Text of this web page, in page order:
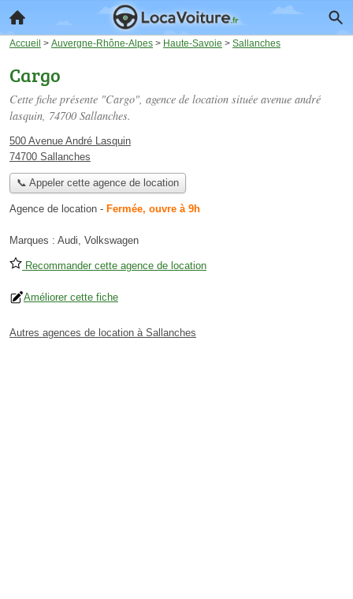
Accueil > Auvergne-Rhône-Alpes > Haute-Savoie > Sallanches
Cargo
Cette fiche présente "Cargo", agence de location située avenue andré
lasquin, 74700 Sallanches.
500 Avenue André Lasquin
74700 Sallanches
📞 Appeler cette agence de location
Agence de location - Fermée, ouvre à 9h
Marques : Audi, Volkswagen
Recommander cette agence de location
Améliorer cette fiche
Autres agences de location à Sallanches